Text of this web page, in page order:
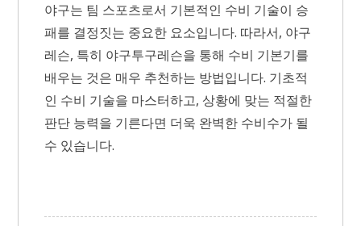
야구는 팀 스포츠로서 기본적인 수비 기술이 승
패를 결정짓는 중요한 요소입니다. 따라서, 야구
레슨, 특히 야구투구레슨을 통해 수비 기본기를
배우는 것은 매우 추천하는 방법입니다. 기초적
인 수비 기술을 마스터하고, 상황에 맞는 적절한
판단 능력을 기른다면 더욱 완벽한 수비수가 될
수 있습니다.